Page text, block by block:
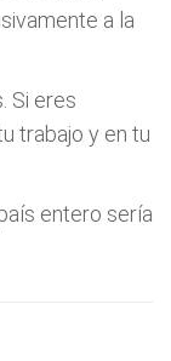
a la
Si eres
trabajo y en tu
entero sería